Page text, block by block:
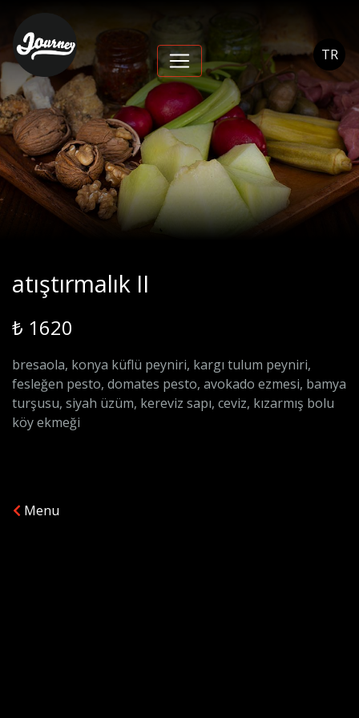
TR
atıştırmalık II - Journey
Cihangir
atıştırmalık II
₺ 1620
bresaola, konya küflü peyniri, kargı tulum peyniri,
fesleğen pesto, domates pesto, avokado ezmesi, bamya
turşusu, siyah üzüm, kereviz sapı, ceviz, kızarmış bolu
köy ekmeği
Menu